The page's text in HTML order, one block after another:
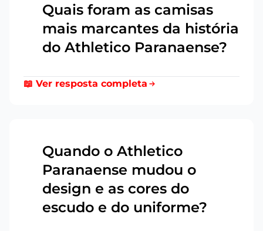
Quais foram as camisas
mais marcantes da história
do Athletico Paranaense?
📖 Ver resposta completa
Quando o Athletico
Paranaense mudou o
design e as cores do
escudo e do uniforme?